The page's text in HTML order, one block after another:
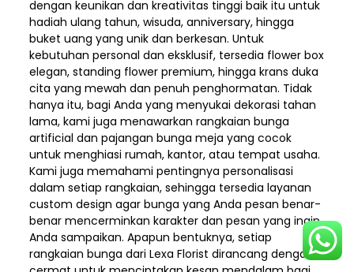
dengan keunikan dan kreativitas tinggi baik itu untuk
hadiah ulang tahun, wisuda, anniversary, hingga
buket uang yang unik dan berkesan. Untuk
kebutuhan personal dan eksklusif, tersedia flower box
elegan, standing flower premium, hingga krans duka
cita yang mewah dan penuh penghormatan. Tidak
hanya itu, bagi Anda yang menyukai dekorasi tahan
lama, kami juga menawarkan rangkaian bunga
artificial dan pajangan bunga meja yang cocok
untuk menghiasi rumah, kantor, atau tempat usaha.
Kami juga memahami pentingnya personalisasi
dalam setiap rangkaian, sehingga tersedia layanan
custom design agar bunga yang Anda pesan benar-
benar mencerminkan karakter dan pesan yang ingin
Anda sampaikan. Apapun bentuknya, setiap
rangkaian bunga dari Lexa Florist dirancang dengan